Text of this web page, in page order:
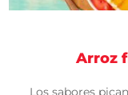
Arroz
Los sabores